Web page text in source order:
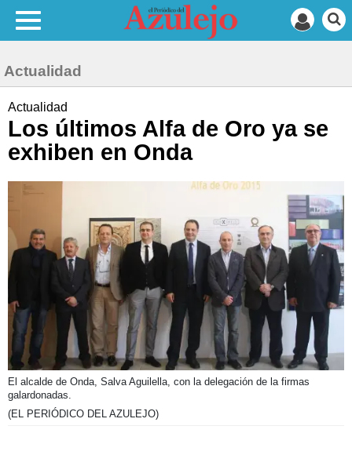
Actualidad
Actualidad
Los últimos Alfa de Oro ya se
exhiben en Onda
El alcalde de Onda, Salva Aguilella, con la delegación de la firmas
galardonadas.
(EL PERIÓDICO DEL AZULEJO)